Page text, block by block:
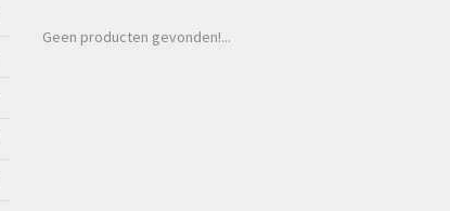
Geen producten gevonden!...